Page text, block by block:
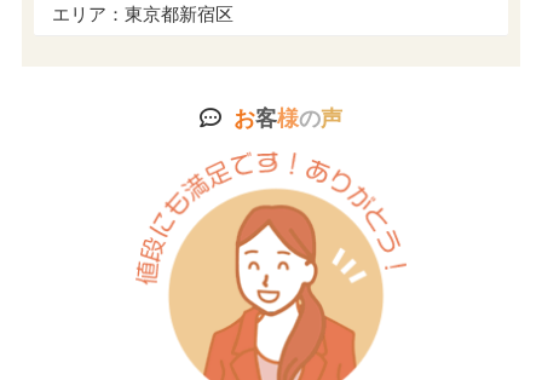
エリア：東京都新宿区
お客様の声